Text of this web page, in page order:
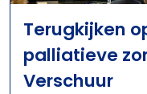
Terugkijken
palliatieve
Verschuur